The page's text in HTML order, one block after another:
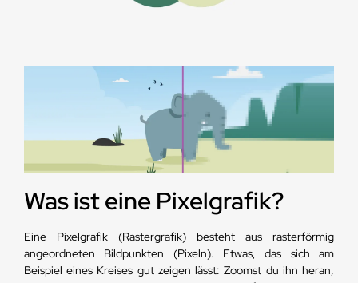
Was ist eine Pixelgrafik?
Eine Pixelgrafik (Rastergrafik) besteht aus rasterförmig
angeordneten Bildpunkten (Pixeln). Etwas, das sich am
Beispiel eines Kreises gut zeigen lässt: Zoomst du ihn heran,